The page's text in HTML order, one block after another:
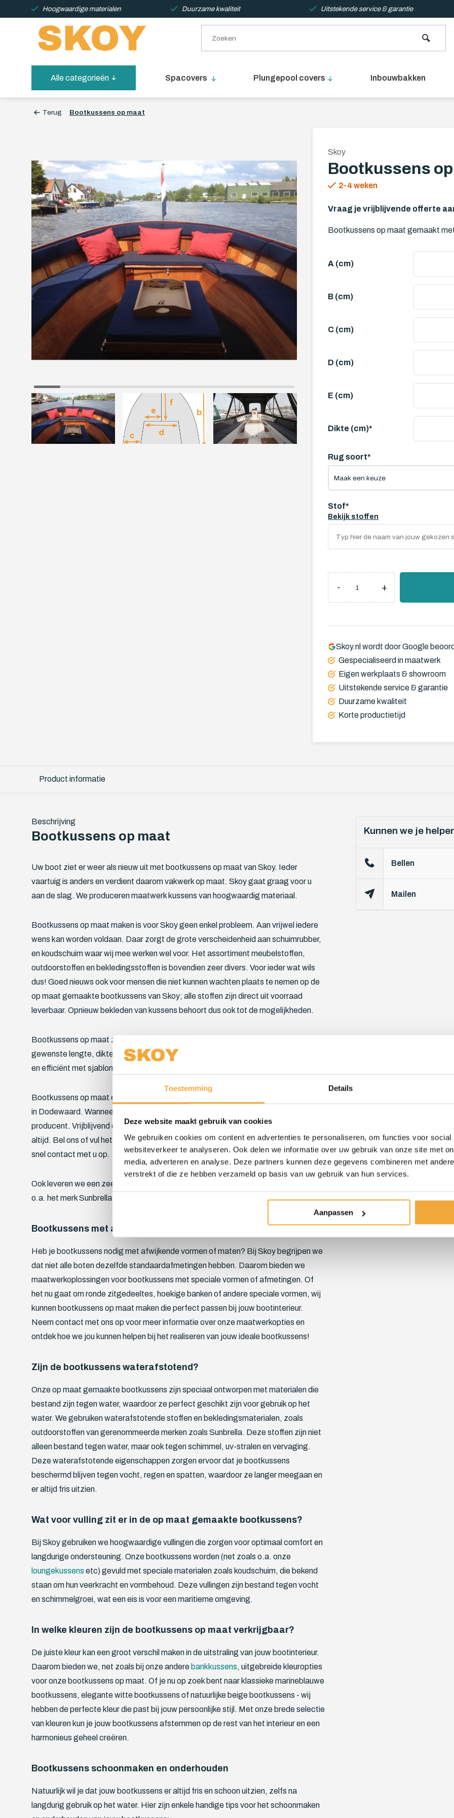
Toestemming Details
Deze website maakt gebruik van cookies
We gebruiken cookies om content en advertenties te personaliseren, om functies voor
websiteverkeer te analyseren. Ook delen we informatie over uw gebruik van onze site met
media, adverteren en analyse. Deze partners kunnen deze gegevens combineren met
verstrekt of die ze hebben verzameld op basis van uw gebruik van hun services.
Aanpassen
Hoogwaardige materialen Duurzame kwaliteit Uitstekende service & garantie
Alle categorieën Spacovers Plungepool covers Inbouwbakken
Terug Bootkussens op maat
Skoy
Bootkussens
2-4 weken
Vraag je vrijblijvende offerte
Bootkussens op maat gemaakt
A (cm)
B (cm)
C (cm)
D (cm)
E (cm)
Dikte (cm)*
Rug soort*
Stof*
Bekijk stoffen
- +
Skoy.nl wordt door Google
Gespecialiseerd in maatwerk
Eigen werkplaats & showroom
Uitstekende service & garantie
Duurzame kwaliteit
Korte productietijd
Product informatie
Beschrijving
Bootkussens op maat
Uw boot ziet er weer als nieuw uit met bootkussens op maat van Skoy. Ieder
vaartuig is anders en verdient daarom vakwerk op maat. Skoy gaat graag voor u
aan de slag. We produceren maatwerk kussens van hoogwaardig materiaal.
Bootkussens op maat maken is voor Skoy geen enkel probleem. Aan vrijwel iedere
wens kan worden voldaan. Daar zorgt de grote verscheidenheid aan schuimrubber,
en koudschuim waar wij mee werken wel voor. Het assortiment meubelstoffen,
outdoorstoffen en bekledingsstoffen is bovendien zeer divers. Voor ieder wat wils
dus! Goed nieuws ook voor mensen die niet kunnen wachten plaats te nemen op de
op maat gemaakte bootkussens van Skoy; alle stoffen zijn direct uit voorraad
leverbaar. Opnieuw bekleden van kussens behoort dus ook tot de mogelijkheden.
Bootkussens op maat zijn kussens zoals u ze graag ziet. Exact in de door u
gewenste lengte, dikte en vorm. Om dat te bewerkstelligen, werken we nauwkeurig
en efficiënt met sjablonen en mallen.
Bootkussens op maat en bootmatrassen maken gebeurt in onze eigen werkplaats
in Dodewaard. Wanneer u met Skoy in zee gaat, koopt u dus rechtstreeks bij de
producent. Vrijblijvend contact opnemen of het laten opstellen van een offerte mag
altijd. Bel ons of vul het offerteformulier in met de betreffende maten en wij nemen
snel contact met u op.
Ook leveren we een zeer groot assortiment stoffen en kunstleer uit voorraad van
o.a. het merk Sunbrella.
Bootkussens met afwijkende vormen of maten? Maak ze op maat!
Heb je bootkussens nodig met afwijkende vormen of maten? Bij Skoy begrijpen we
dat niet alle boten dezelfde standaardafmetingen hebben. Daarom bieden we
maatwerkoplossingen voor bootkussens met speciale vormen of afmetingen. Of
het nu gaat om ronde zitgedeeltes, hoekige banken of andere speciale vormen, wij
kunnen bootkussens op maat maken die perfect passen bij jouw bootinterieur.
Neem contact met ons op voor meer informatie over onze maatwerkopties en
ontdek hoe we jou kunnen helpen bij het realiseren van jouw ideale bootkussens!
Zijn de bootkussens waterafstotend?
Onze op maat gemaakte bootkussens zijn speciaal ontworpen met materialen die
bestand zijn tegen water, waardoor ze perfect geschikt zijn voor gebruik op het
water. We gebruiken waterafstotende stoffen en bekledingsmaterialen, zoals
outdoorstoffen van gerenommeerde merken zoals Sunbrella. Deze stoffen zijn niet
alleen bestand tegen water, maar ook tegen schimmel, uv-stralen en vervaging.
Deze waterafstotende eigenschappen zorgen ervoor dat je bootkussens
beschermd blijven tegen vocht, regen en spatten, waardoor ze langer meegaan en
er altijd fris uitzien.
Wat voor vulling zit er in de op maat gemaakte bootkussens?
Bij Skoy gebruiken we hoogwaardige vullingen die zorgen voor optimaal comfort en
langdurige ondersteuning. Onze bootkussens worden (net zoals o.a. onze
loungekussens etc) gevuld met speciale materialen zoals koudschuim, die bekend
staan om hun veerkracht en vormbehoud. Deze vullingen zijn bestand tegen vocht
en schimmelgroei, wat een eis is voor een maritieme omgeving.
In welke kleuren zijn de bootkussens op maat verkrijgbaar?
De juiste kleur kan een groot verschil maken in de uitstraling van jouw bootinterieur.
Daarom bieden we, net zoals bij onze andere bankkussens, uitgebreide kleuropties
voor onze bootkussens op maat. Of je nu op zoek bent naar klassieke marineblauwe
bootkussens, elegante witte bootkussens of natuurlijke beige bootkussens - wij
hebben de perfecte kleur die past bij jouw persoonlijke stijl. Met onze brede selectie
van kleuren kun je jouw bootkussens afstemmen op de rest van het interieur en een
harmonieus geheel creëren.
Bootkussens schoonmaken en onderhouden
Natuurlijk wil je dat jouw bootkussens er altijd fris en schoon uitzien, zelfs na
langdurig gebruik op het water. Hier zijn enkele handige tips voor het schoonmaken
Kunnen we je
Bellen
Mailen